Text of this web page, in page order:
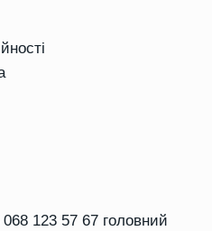
123 57 67 головний